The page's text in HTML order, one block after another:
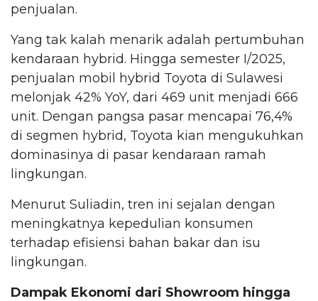
penjualan.
Yang tak kalah menarik adalah pertumbuhan
kendaraan hybrid. Hingga semester I/2025,
penjualan mobil hybrid Toyota di Sulawesi
melonjak 42% YoY, dari 469 unit menjadi 666
unit. Dengan pangsa pasar mencapai 76,4%
di segmen hybrid, Toyota kian mengukuhkan
dominasinya di pasar kendaraan ramah
lingkungan.
Menurut Suliadin, tren ini sejalan dengan
meningkatnya kepedulian konsumen
terhadap efisiensi bahan bakar dan isu
lingkungan.
Dampak Ekonomi dari Showroom hingga